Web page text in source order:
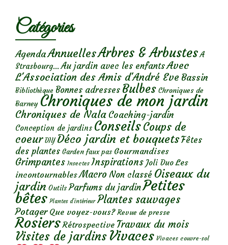
Catégories
AgendaAnnuellesArbres & Arbustes A
Strasbourg... Au jardin avec les enfantsAvec
L'Association des Amis d'André Eve Bassin
Bibliothèque Bonnes adresses Bulbes Chroniques de
Barney Chroniques de mon jardin
Chroniques de Nala Coaching-jardin
Conception de jardins ConseilsCoups de
coeur DIY Déco jardin et bouquetsFêtes
des plantes Garden faux pas Gourmandises
Grimpantes Insectes Inspirations Joli Duo Les
incontournables Macro Non classé Oiseaux du
jardin Outils Parfums du jardinPetites
bêtes Plantes d’intérieur Plantes sauvages
Potager Que voyez-vous? Revue de presse
Rosiers Rétrospective Travaux du mois
Visites de jardins Vivaces Vivaces couvre-sol